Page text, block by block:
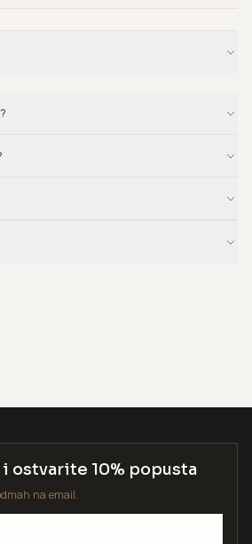
ostvarite 10% popusta
na email.